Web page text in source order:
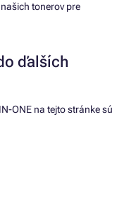
tonerov pre
ďalších
ONE na tejto stránke sú